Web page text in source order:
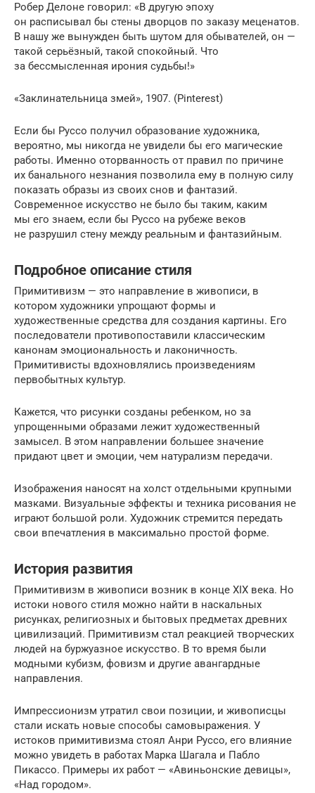
Робер Делоне говорил: «В другую эпоху
он расписывал бы стены дворцов по заказу меценатов.
В нашу же вынужден быть шутом для обывателей, он —
такой серьёзный, такой спокойный. Что
за бессмысленная ирония судьбы!»
«Заклинательница змей», 1907. (Pinterest)
Если бы Руссо получил образование художника,
вероятно, мы никогда не увидели бы его магические
работы. Именно оторванность от правил по причине
их банального незнания позволила ему в полную силу
показать образы из своих снов и фантазий.
Современное искусство не было бы таким, каким
мы его знаем, если бы Руссо на рубеже веков
не разрушил стену между реальным и фантазийным.
Подробное описание стиля
Примитивизм — это направление в живописи, в
котором художники упрощают формы и
художественные средства для создания картины. Его
последователи противопоставили классическим
канонам эмоциональность и лаконичность.
Примитивисты вдохновлялись произведениям
первобытных культур.
Кажется, что рисунки созданы ребенком, но за
упрощенными образами лежит художественный
замысел. В этом направлении большее значение
придают цвет и эмоции, чем натурализм передачи.
Изображения наносят на холст отдельными крупными
мазками. Визуальные эффекты и техника рисования не
играют большой роли. Художник стремится передать
свои впечатления в максимально простой форме.
История развития
Примитивизм в живописи возник в конце XIX века. Но
истоки нового стиля можно найти в наскальных
рисунках, религиозных и бытовых предметах древних
цивилизаций. Примитивизм стал реакцией творческих
людей на буржуазное искусство. В то время были
модными кубизм, фовизм и другие авангардные
направления.
Импрессионизм утратил свои позиции, и живописцы
стали искать новые способы самовыражения. У
истоков примитивизма стоял Анри Руссо, его влияние
можно увидеть в работах Марка Шагала и Пабло
Пикассо. Примеры их работ — «Авиньонские девицы»,
«Над городом».